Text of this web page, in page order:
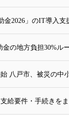
金2026」のIT導入
の地方負担30%ル
始 八戸市、被災の
給要件・手続きを